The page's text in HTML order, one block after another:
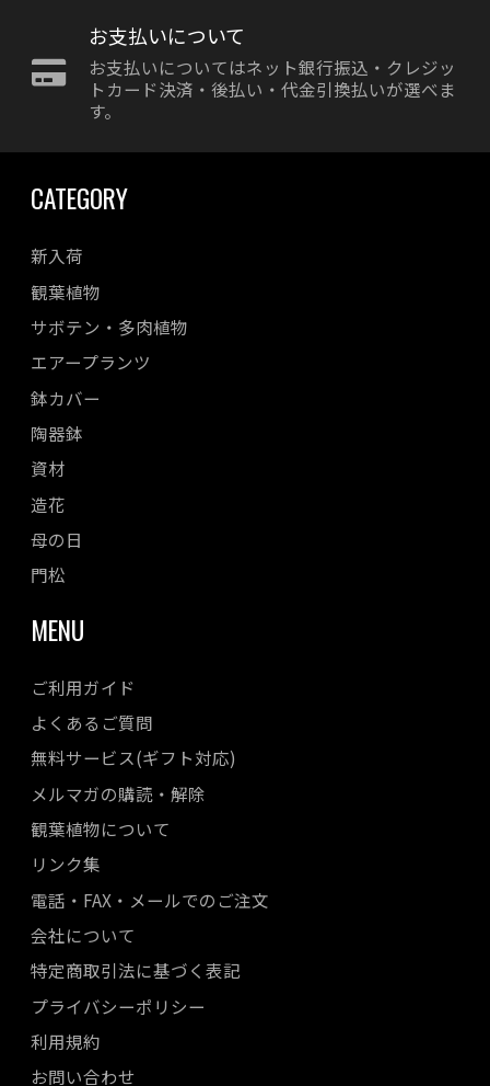
お支払いについて
お支払いについてはネット銀行振込・クレジッ
トカード決済・後払い・代金引換払いが選べま
す。
CATEGORY
新入荷
観葉植物
サボテン・多肉植物
エアープランツ
鉢カバー
陶器鉢
資材
造花
母の日
門松
MENU
ご利用ガイド
よくあるご質問
無料サービス(ギフト対応)
メルマガの購読・解除
観葉植物について
リンク集
電話・FAX・メールでのご注文
会社について
特定商取引法に基づく表記
プライバシーポリシー
利用規約
お問い合わせ